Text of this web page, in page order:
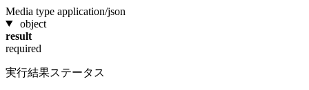
Media type application/json
object
result
required
実行結果ステータス